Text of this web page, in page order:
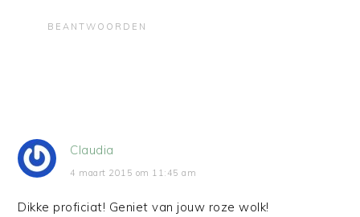
BEANTWOORDEN
Claudia
4 maart 2015 om 11:45 am
Dikke proficiat! Geniet van jouw roze wolk!